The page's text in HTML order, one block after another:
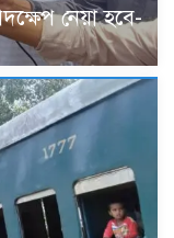
নেয়া হবে-